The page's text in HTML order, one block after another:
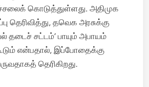
கொடுத்துள்ளது. அதிமுக
தெரிவித்து, தவெக அரசுக்கு
தடைச் சட்டம்’ பாயும் அபாயம்
என்பதால், இப்போதைக்கு
தெரிகிறது.